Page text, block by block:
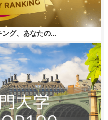
ング、あなたの...